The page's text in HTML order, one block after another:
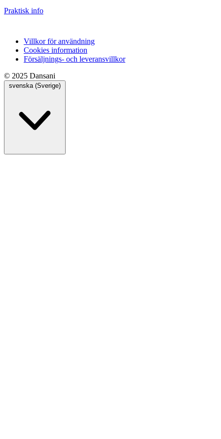
Praktisk info
Villkor för användning
Cookies information
Försäljnings- och leveransvillkor
© 2025 Dansani
svenska (Sverige)